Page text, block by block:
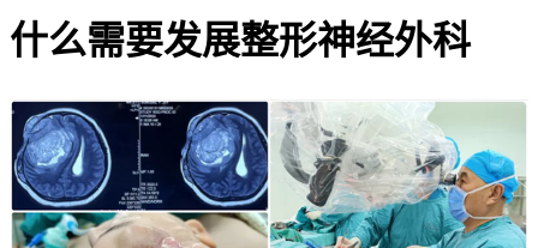
什么需要发展整形神经外科